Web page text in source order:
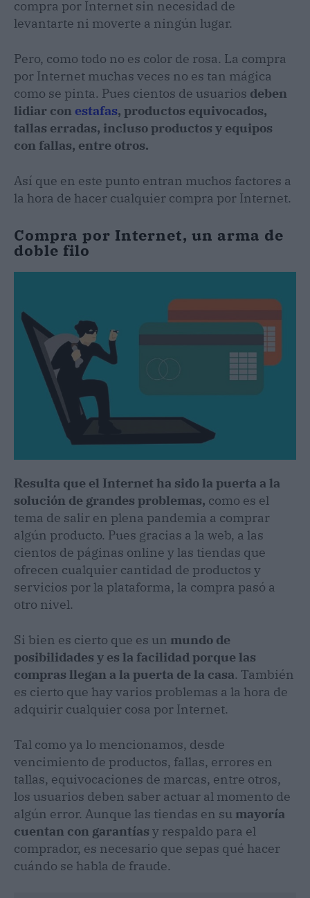
compra por Internet sin necesidad de
levantarte ni moverte a ningún lugar.
Pero, como todo no es color de rosa. La compra
por Internet muchas veces no es tan mágica
como se pinta. Pues cientos de usuarios deben
lidiar con estafas, productos equivocados,
tallas erradas, incluso productos y equipos
con fallas, entre otros.
Así que en este punto entran muchos factores a
la hora de hacer cualquier compra por Internet.
Compra por Internet, un arma de
doble filo
Resulta que el Internet ha sido la puerta a la
solución de grandes problemas, como es el
tema de salir en plena pandemia a comprar
algún producto. Pues gracias a la web, a las
cientos de páginas online y las tiendas que
ofrecen cualquier cantidad de productos y
servicios por la plataforma, la compra pasó a
otro nivel.
Si bien es cierto que es un mundo de
posibilidades y es la facilidad porque las
compras llegan a la puerta de la casa. También
es cierto que hay varios problemas a la hora de
adquirir cualquier cosa por Internet.
Tal como ya lo mencionamos, desde
vencimiento de productos, fallas, errores en
tallas, equivocaciones de marcas, entre otros,
los usuarios deben saber actuar al momento de
algún error. Aunque las tiendas en su mayoría
cuentan con garantías y respaldo para el
comprador, es necesario que sepas qué hacer
cuándo se habla de fraude.